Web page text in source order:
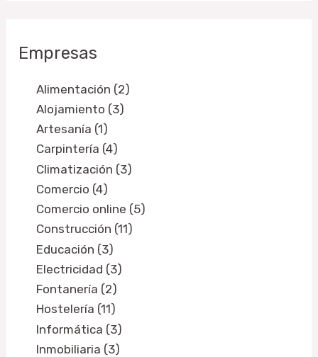
Empresas
Alimentación (2)
Alojamiento (3)
Artesanía (1)
Carpintería (4)
Climatización (3)
Comercio (4)
Comercio online (5)
Construcción (11)
Educación (3)
Electricidad (3)
Fontanería (2)
Hostelería (11)
Informática (3)
Inmobiliaria (3)